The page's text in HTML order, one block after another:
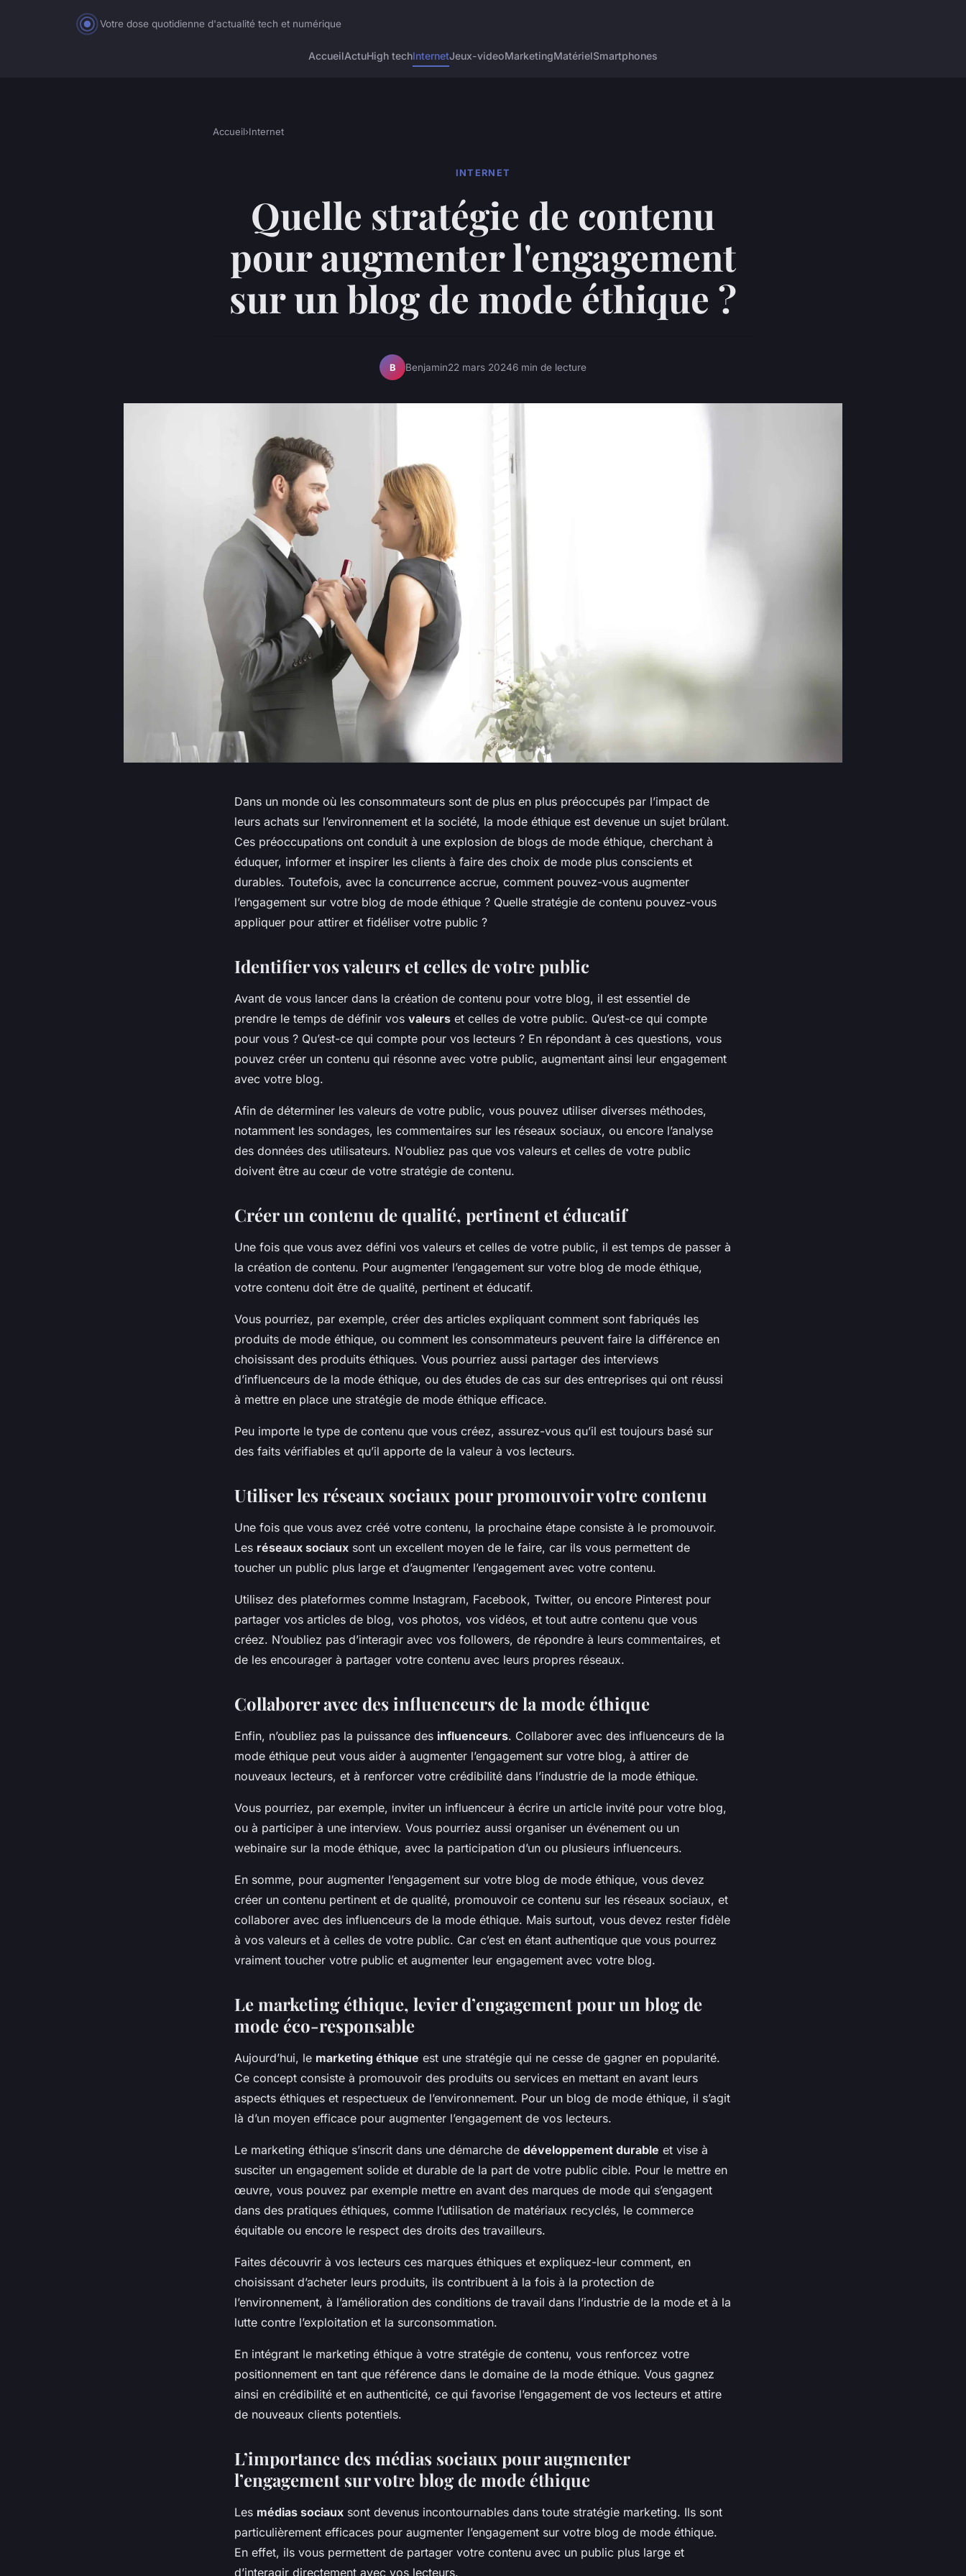
Votre dose quotidienne d'actualité tech et numérique
AccueilActuHigh techInternetJeux-videoMarketingMatérielSmartphones
Accueil›Internet
INTERNET
Quelle stratégie de contenu
pour augmenter l'engagement
sur un blog de mode éthique ?
B Benjamin22 mars 20246 min de lecture
Dans un monde où les consommateurs sont de plus en plus préoccupés par l’impact de
leurs achats sur l’environnement et la société, la mode éthique est devenue un sujet brûlant.
Ces préoccupations ont conduit à une explosion de blogs de mode éthique, cherchant à
éduquer, informer et inspirer les clients à faire des choix de mode plus conscients et
durables. Toutefois, avec la concurrence accrue, comment pouvez-vous augmenter
l’engagement sur votre blog de mode éthique ? Quelle stratégie de contenu pouvez-vous
appliquer pour attirer et fidéliser votre public ?
Identifier vos valeurs et celles de votre public
Avant de vous lancer dans la création de contenu pour votre blog, il est essentiel de
prendre le temps de définir vos valeurs et celles de votre public. Qu’est-ce qui compte
pour vous ? Qu’est-ce qui compte pour vos lecteurs ? En répondant à ces questions, vous
pouvez créer un contenu qui résonne avec votre public, augmentant ainsi leur engagement
avec votre blog.
Afin de déterminer les valeurs de votre public, vous pouvez utiliser diverses méthodes,
notamment les sondages, les commentaires sur les réseaux sociaux, ou encore l’analyse
des données des utilisateurs. N’oubliez pas que vos valeurs et celles de votre public
doivent être au cœur de votre stratégie de contenu.
Créer un contenu de qualité, pertinent et éducatif
Une fois que vous avez défini vos valeurs et celles de votre public, il est temps de passer à
la création de contenu. Pour augmenter l’engagement sur votre blog de mode éthique,
votre contenu doit être de qualité, pertinent et éducatif.
Vous pourriez, par exemple, créer des articles expliquant comment sont fabriqués les
produits de mode éthique, ou comment les consommateurs peuvent faire la différence en
choisissant des produits éthiques. Vous pourriez aussi partager des interviews
d’influenceurs de la mode éthique, ou des études de cas sur des entreprises qui ont réussi
à mettre en place une stratégie de mode éthique efficace.
Peu importe le type de contenu que vous créez, assurez-vous qu’il est toujours basé sur
des faits vérifiables et qu’il apporte de la valeur à vos lecteurs.
Utiliser les réseaux sociaux pour promouvoir votre contenu
Une fois que vous avez créé votre contenu, la prochaine étape consiste à le promouvoir.
Les réseaux sociaux sont un excellent moyen de le faire, car ils vous permettent de
toucher un public plus large et d’augmenter l’engagement avec votre contenu.
Utilisez des plateformes comme Instagram, Facebook, Twitter, ou encore Pinterest pour
partager vos articles de blog, vos photos, vos vidéos, et tout autre contenu que vous
créez. N’oubliez pas d’interagir avec vos followers, de répondre à leurs commentaires, et
de les encourager à partager votre contenu avec leurs propres réseaux.
Collaborer avec des influenceurs de la mode éthique
Enfin, n’oubliez pas la puissance des influenceurs. Collaborer avec des influenceurs de la
mode éthique peut vous aider à augmenter l’engagement sur votre blog, à attirer de
nouveaux lecteurs, et à renforcer votre crédibilité dans l’industrie de la mode éthique.
Vous pourriez, par exemple, inviter un influenceur à écrire un article invité pour votre blog,
ou à participer à une interview. Vous pourriez aussi organiser un événement ou un
webinaire sur la mode éthique, avec la participation d’un ou plusieurs influenceurs.
En somme, pour augmenter l’engagement sur votre blog de mode éthique, vous devez
créer un contenu pertinent et de qualité, promouvoir ce contenu sur les réseaux sociaux, et
collaborer avec des influenceurs de la mode éthique. Mais surtout, vous devez rester fidèle
à vos valeurs et à celles de votre public. Car c’est en étant authentique que vous pourrez
vraiment toucher votre public et augmenter leur engagement avec votre blog.
Le marketing éthique, levier d’engagement pour un blog de
mode éco-responsable
Aujourd’hui, le marketing éthique est une stratégie qui ne cesse de gagner en popularité.
Ce concept consiste à promouvoir des produits ou services en mettant en avant leurs
aspects éthiques et respectueux de l’environnement. Pour un blog de mode éthique, il s’agit
là d’un moyen efficace pour augmenter l’engagement de vos lecteurs.
Le marketing éthique s’inscrit dans une démarche de développement durable et vise à
susciter un engagement solide et durable de la part de votre public cible. Pour le mettre en
œuvre, vous pouvez par exemple mettre en avant des marques de mode qui s’engagent
dans des pratiques éthiques, comme l’utilisation de matériaux recyclés, le commerce
équitable ou encore le respect des droits des travailleurs.
Faites découvrir à vos lecteurs ces marques éthiques et expliquez-leur comment, en
choisissant d’acheter leurs produits, ils contribuent à la fois à la protection de
l’environnement, à l’amélioration des conditions de travail dans l’industrie de la mode et à la
lutte contre l’exploitation et la surconsommation.
En intégrant le marketing éthique à votre stratégie de contenu, vous renforcez votre
positionnement en tant que référence dans le domaine de la mode éthique. Vous gagnez
ainsi en crédibilité et en authenticité, ce qui favorise l’engagement de vos lecteurs et attire
de nouveaux clients potentiels.
L’importance des médias sociaux pour augmenter
l’engagement sur votre blog de mode éthique
Les médias sociaux sont devenus incontournables dans toute stratégie marketing. Ils sont
particulièrement efficaces pour augmenter l’engagement sur votre blog de mode éthique.
En effet, ils vous permettent de partager votre contenu avec un public plus large et
d’interagir directement avec vos lecteurs.